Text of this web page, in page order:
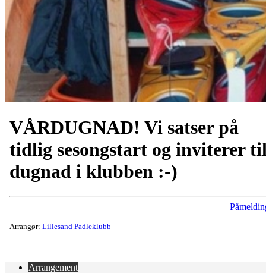
VÅRDUGNAD! Vi satser på
tidlig sesongstart og inviterer
dugnad i klubben :-)
Arrangør: Lillesand Padleklubb
Arrangement